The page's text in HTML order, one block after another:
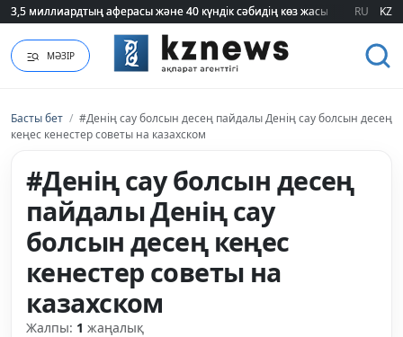
3,5 миллиардтың аферасы және 40 күндік сәбидің көз жасы:
3,5 миллиардтың аферасы және 40 күндік сәбидің көз жасы: RU KZ
МӘЗІР
Басты бет / #Денің сау болсын десең пайдалы Денің сау болсын десең
кеңес кенестер советы на казахском
#Денің сау болсын десең
пайдалы Денің сау
болсын десең кеңес
кенестер советы на
казахском
Жалпы: 1 жаңалық